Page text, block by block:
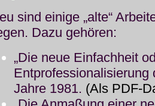
sind einige „alte“
Dazu gehören:
„Die neue Einfachheit
Entprofessionalisierung
Jahre 1981. (Als PDF-